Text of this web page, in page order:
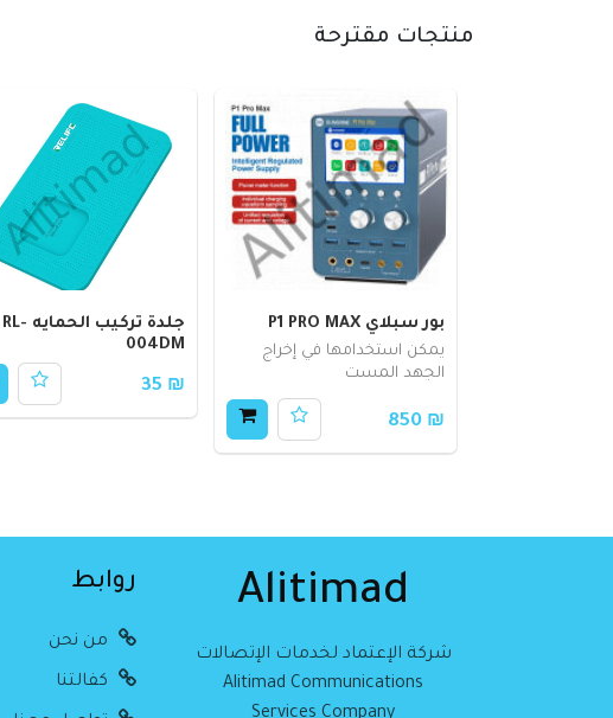
منتجات مقترحة
بور سبلاي P1 PRO MAX
يمكن استخدامها في إخراج
الجهد المست
₪ 850
جلدة تركيب الحمايه RL-
004DM
₪ 35
Alitimad
شركة الإعتماد لخدمات الإتصالات
Alitimad Communications
روابط
من نحن
كفالتنا